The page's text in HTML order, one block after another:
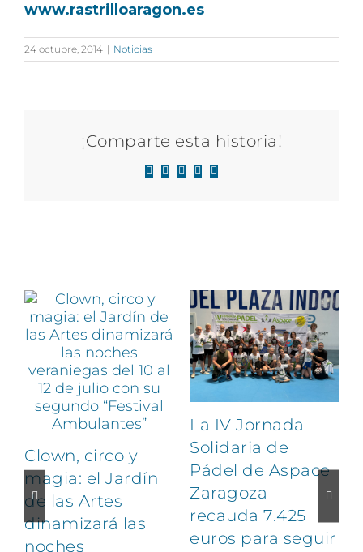
www.rastrilloaragon.es
24 octubre, 2014 | Noticias
¡Comparte esta historia!
Facebook
X LinkedIn
WhatsApp
Correo
Clown, circo y
magia: el Jardín
de las Artes
dinamizará las
noches
La IV Jornada
Solidaria de
Pádel de Aspace
Zaragoza
recauda 7.425
euros para seguir